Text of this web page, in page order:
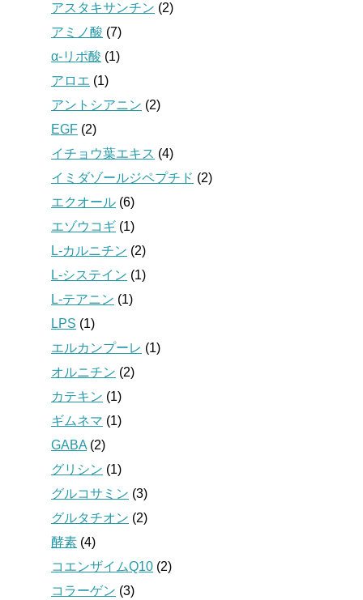
アスタキサンチン (2)
アミノ酸 (7)
α-リポ酸 (1)
アロエ (1)
アントシアニン (2)
EGF (2)
イチョウ葉エキス (4)
イミダゾールジペプチド (2)
エクオール (6)
エゾウコギ (1)
L-カルニチン (2)
L-システイン (1)
L-テアニン (1)
LPS (1)
エルカンプーレ (1)
オルニチン (2)
カテキン (1)
ギムネマ (1)
GABA (2)
グリシン (1)
グルコサミン (3)
グルタチオン (2)
酵素 (4)
コエンザイムQ10 (2)
コラーゲン (3)